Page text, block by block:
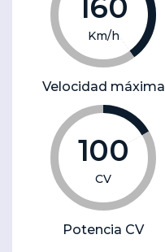
160
Km/h
Velocidad máxima
100
CV
Potencia CV